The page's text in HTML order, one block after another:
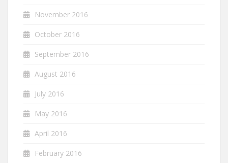
November 2016
October 2016
September 2016
August 2016
July 2016
May 2016
April 2016
February 2016